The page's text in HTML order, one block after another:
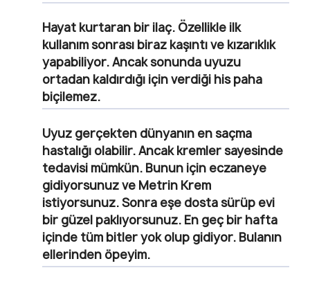
Hayat kurtaran bir ilaç. Özellikle ilk
kullanım sonrası biraz kaşıntı ve kızarıklık
yapabiliyor. Ancak sonunda uyuzu
ortadan kaldırdığı için verdiği his paha
biçilemez.
Uyuz gerçekten dünyanın en saçma
hastalığı olabilir. Ancak kremler sayesinde
tedavisi mümkün. Bunun için eczaneye
gidiyorsunuz ve Metrin Krem
istiyorsunuz. Sonra eşe dosta sürüp evi
bir güzel paklıyorsunuz. En geç bir hafta
içinde tüm bitler yok olup gidiyor. Bulanın
ellerinden öpeyim.